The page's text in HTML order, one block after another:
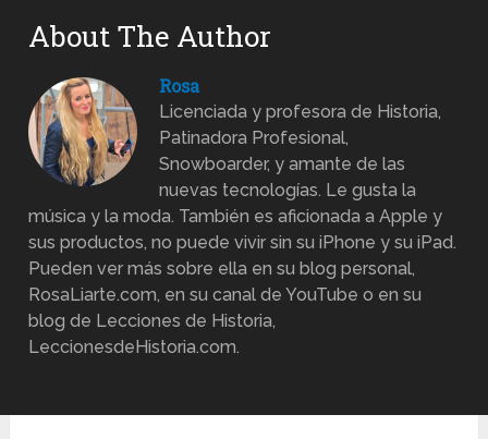
About The Author
Rosa
Licenciada y profesora de Historia,
Patinadora Profesional,
Snowboarder, y amante de las
nuevas tecnologías. Le gusta la
música y la moda. También es aficionada a Apple y
sus productos, no puede vivir sin su iPhone y su iPad.
Pueden ver más sobre ella en su blog personal,
RosaLiarte.com, en su canal de YouTube o en su
blog de Lecciones de Historia,
LeccionesdeHistoria.com.